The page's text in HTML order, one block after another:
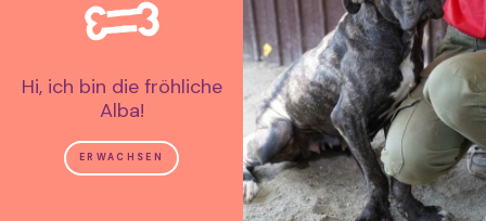
Hi, ich bin die fröhliche
Alba!
ERWACHSEN